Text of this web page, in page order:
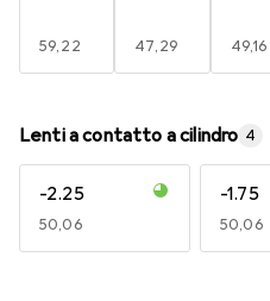
EUR
59,22 EUR
47,29 EUR
49,16
Lenti a contatto a cilindro 4
-2.25
EUR
50,06
-1.75
EUR
50,06